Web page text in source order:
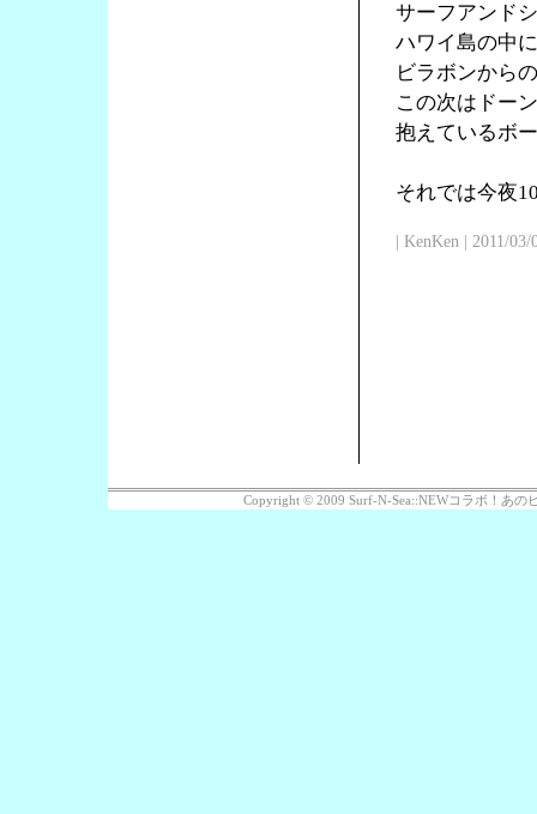
サーフアンド
ハワイ島の中
ビラボンから
この次はドー
抱えているボ
それでは今夜
| KenKen | 2011/
Copyright © 2009 Surf-N-Sea::NEWコラボ！あの